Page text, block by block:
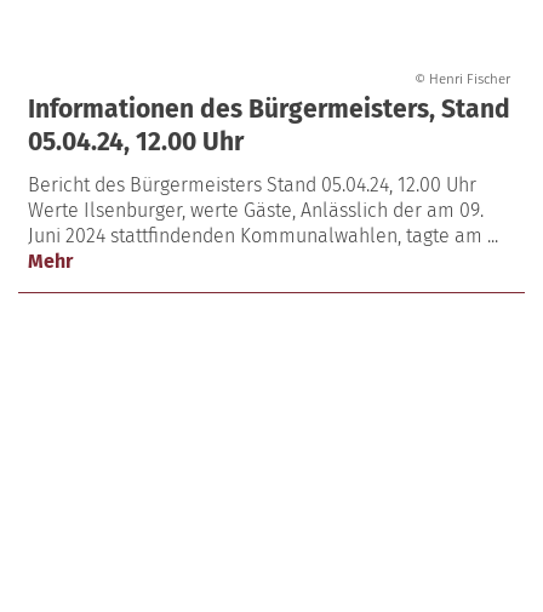
© Henri Fischer
Informationen des Bürgermeisters, Stand
05.04.24, 12.00 Uhr
Bericht des Bürgermeisters Stand 05.04.24, 12.00 Uhr
Werte Ilsenburger, werte Gäste, Anlässlich der am 09.
Juni 2024 stattfindenden Kommunalwahlen, tagte am ...
Mehr